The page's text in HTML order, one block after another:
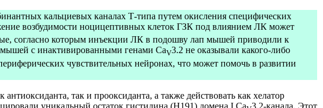
кальциевых каналах Т-типа путем окисления специфических
возбудимости ноцицептивных клеток ГЗК под влиянием ЛК может
согласно которым инъекции ЛК в подошву лап мышей приводили к
с инактивированными генами CaV3.2 не оказывали какого-либо
чувствительных нейронах, что может помочь в развитии
так и прооксиданта, а также действовать как хелатор